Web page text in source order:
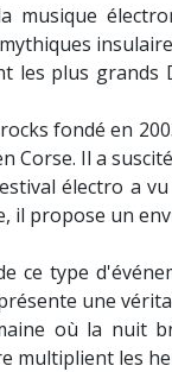
musique
les plus
fondé en
Corse. Il a
électro a
il propose un
ce type
une
où la nuit
multiplient les